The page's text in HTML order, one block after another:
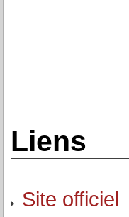
Liens
Site officiel